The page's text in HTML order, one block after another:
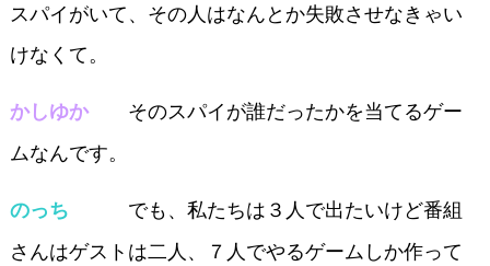
スパイがいて、その人はなんとか失敗させなきゃい
けなくて。
かしゆかそのスパイが誰だったかを当てるゲー
ムなんです。
のっち
でも、私たちは３人で出たいけど番組
さんはゲストは二人、７人でやるゲームしか作って